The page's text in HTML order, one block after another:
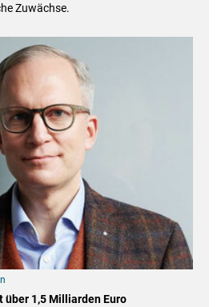
Zuwächse.
1,5 Milliarden Euro